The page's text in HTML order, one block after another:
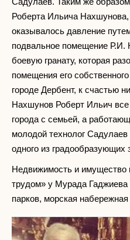
Роберта Ильича Нахшунова,
оказывалось давление
подвальное помещение Р.И.
боевую гранату, которая
помещения его
городе Дербент, к счастью
Нахшунов Роберт Ильич
города с семьей, а
молодой технолог
одного из градообразующих
Недвижимость и имущество
трудом» у Мурада Гаджиева
парков, морская набережная